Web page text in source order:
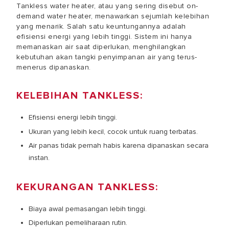
Tankless water heater, atau yang sering disebut on-
demand water heater, menawarkan sejumlah kelebihan
yang menarik. Salah satu keuntungannya adalah
efisiensi energi yang lebih tinggi. Sistem ini hanya
memanaskan air saat diperlukan, menghilangkan
kebutuhan akan tangki penyimpanan air yang terus-
menerus dipanaskan.
KELEBIHAN TANKLESS:
Efisiensi energi lebih tinggi.
Ukuran yang lebih kecil, cocok untuk ruang terbatas.
Air panas tidak pernah habis karena dipanaskan secara
instan.
KEKURANGAN TANKLESS:
Biaya awal pemasangan lebih tinggi.
Diperlukan pemeliharaan rutin.